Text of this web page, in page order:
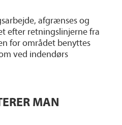
afgrænses og
efter retningslinjerne fra
for området benyttes
ved indendørs
MAN